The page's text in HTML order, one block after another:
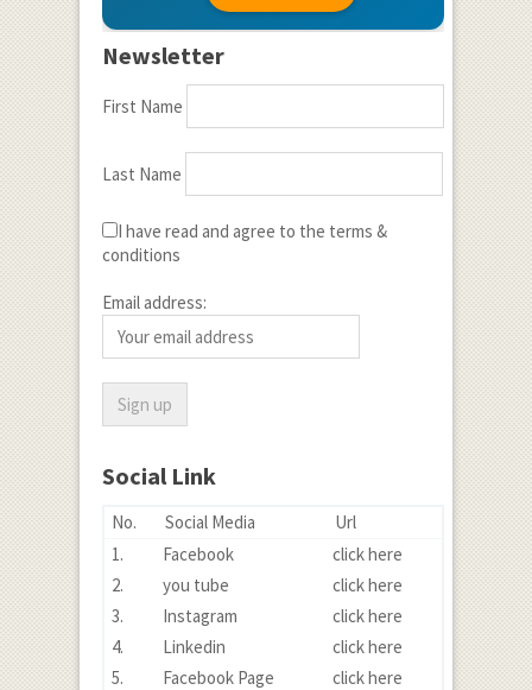
Newsletter
First Name
Last Name
I have read and agree to the terms &
conditions
Email address:
Social Link
No. Social Media
Url
1.
Facebook
click here
2.
you tube
click here
3.
Instagram
click here
4.
Linkedin
click here
5.
Facebook Page
click here